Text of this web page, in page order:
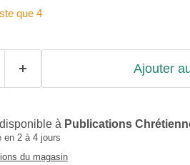
que 4
Ajouter
à Publications
en 2 à 4 jours
du magasin